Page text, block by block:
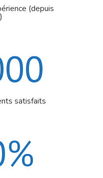
(depuis
satisfaits
%